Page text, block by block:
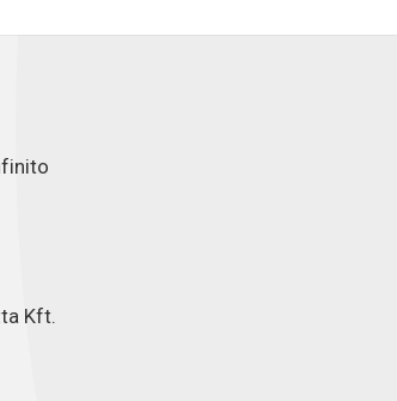
Kft.